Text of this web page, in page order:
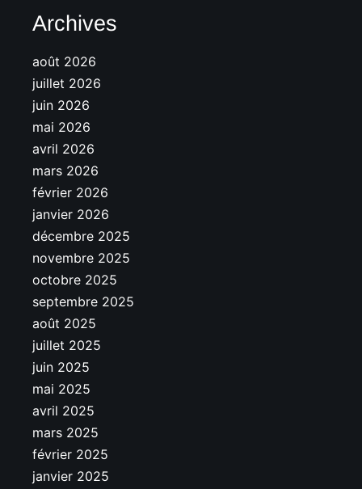
Archives
août 2026
juillet 2026
juin 2026
mai 2026
avril 2026
mars 2026
février 2026
janvier 2026
décembre 2025
novembre 2025
octobre 2025
septembre 2025
août 2025
juillet 2025
juin 2025
mai 2025
avril 2025
mars 2025
février 2025
janvier 2025